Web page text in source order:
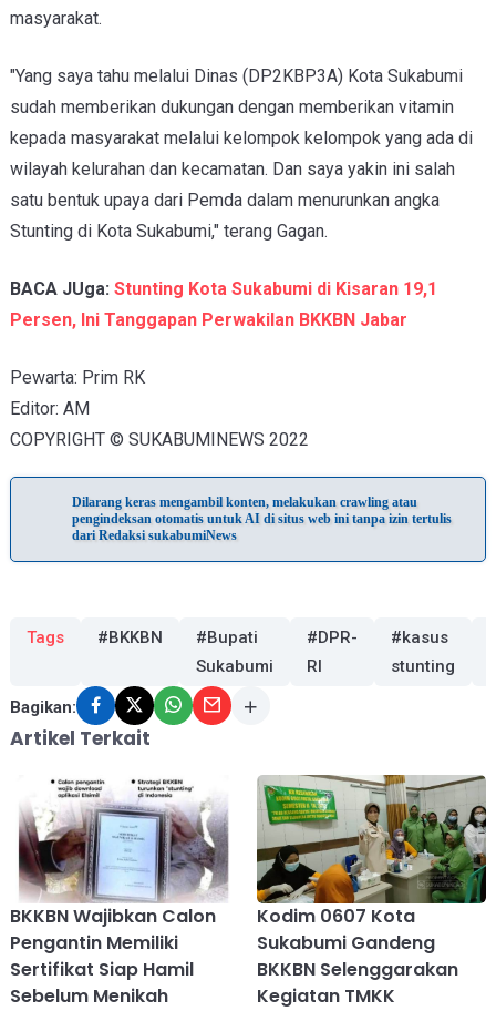
masyarakat.
"Yang saya tahu melalui Dinas (DP2KBP3A) Kota Sukabumi
sudah memberikan dukungan dengan memberikan vitamin
kepada masyarakat melalui kelompok kelompok yang ada di
wilayah kelurahan dan kecamatan. Dan saya yakin ini salah
satu bentuk upaya dari Pemda dalam menurunkan angka
Stunting di Kota Sukabumi," terang Gagan.
BACA JUga: Stunting Kota Sukabumi di Kisaran 19,1
Persen, Ini Tanggapan Perwakilan BKKBN Jabar
Pewarta: Prim RK
Editor: AM
COPYRIGHT © SUKABUMINEWS 2022
Dilarang keras mengambil konten, melakukan crawling atau
pengindeksan otomatis untuk AI di situs web ini tanpa izin tertulis
dari Redaksi sukabumiNews
Tags #BKKBN
#Bupati
Sukabumi
#DPR-
RI
#kasus
stunting
Bagikan:
Artikel Terkait
BKKBN Wajibkan Calon
Pengantin Memiliki
Sertifikat Siap Hamil
Sebelum Menikah
Kodim 0607 Kota
Sukabumi Gandeng
BKKBN Selenggarakan
Kegiatan TMKK